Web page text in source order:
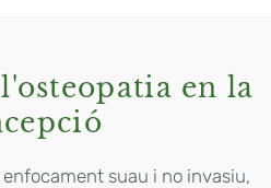
en la
suau i no invasiu,